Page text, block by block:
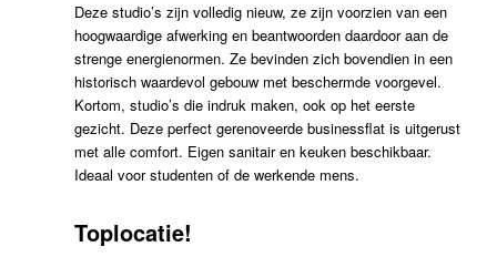
Deze studio’s zijn volledig nieuw, ze zijn voorzien van een
hoogwaardige afwerking en beantwoorden daardoor aan de
strenge energienormen. Ze bevinden zich bovendien in een
historisch waardevol gebouw met beschermde voorgevel.
Kortom, studio’s die indruk maken, ook op het eerste
gezicht. Deze perfect gerenoveerde businessflat is uitgerust
met alle comfort. Eigen sanitair en keuken beschikbaar.
Ideaal voor studenten of de werkende mens.
Toplocatie!